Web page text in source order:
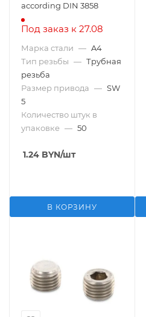
according DIN 3858
Под заказ к 27.08
Марка стали — A4
Тип резьбы — Трубная
резьба
Размер привода — SW
5
Количество штук в
упаковке — 50
1.24 BYN/шт
В КОРЗИНУ